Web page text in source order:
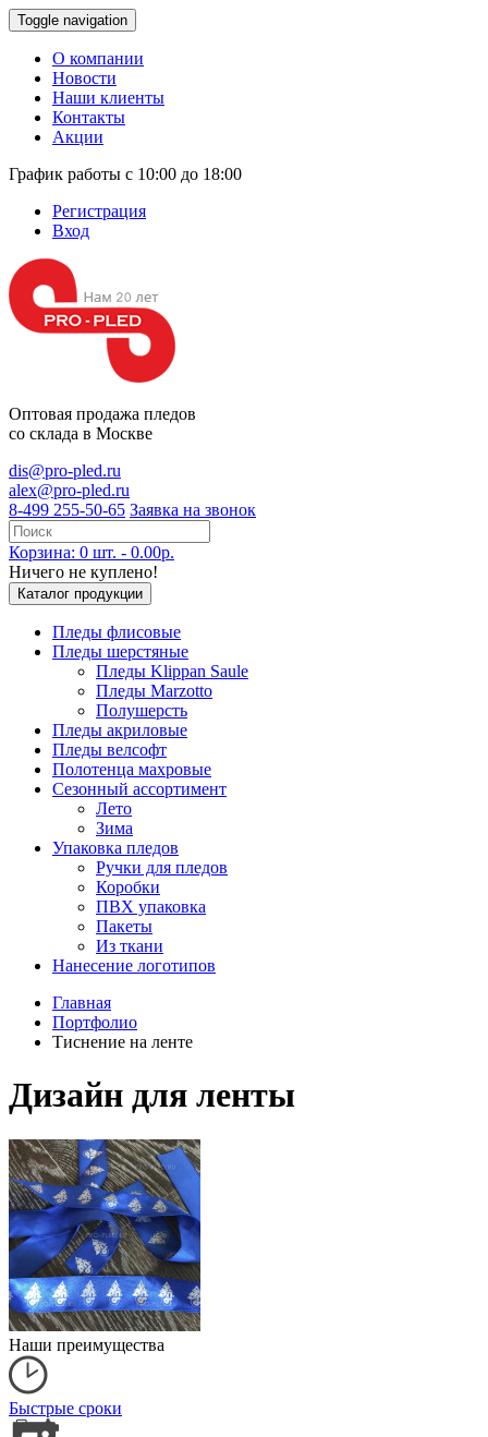
Toggle navigation
О компании
Новости
Наши клиенты
Контакты
Акции
График работы с 10:00 до 18:00
Регистрация
Вход
Оптовая продажа пледов
со склада в Москве
dis@pro-pled.ru
alex@pro-pled.ru
8-499 255-50-65 Заявка на звонок
Корзина: 0 шт. - 0.00р.
Ничего не куплено!
Каталог продукции
Пледы флисовые
Пледы шерстяные
Пледы Klippan Saule
Пледы Marzotto
Полушерсть
Пледы акриловые
Пледы велсофт
Полотенца махровые
Сезонный ассортимент
Лето
Зима
Упаковка пледов
Ручки для пледов
Коробки
ПВХ упаковка
Пакеты
Из ткани
Нанесение логотипов
Главная
Портфолио
Тиснение на ленте
Дизайн для ленты
Наши преимущества
Быстрые сроки